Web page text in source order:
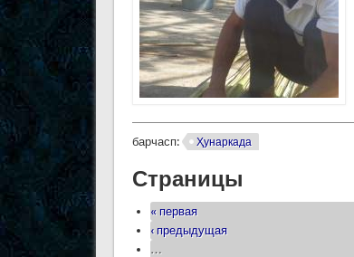
барчасп: Ҳунаркада
Страницы
« первая
‹ предыдущая
…